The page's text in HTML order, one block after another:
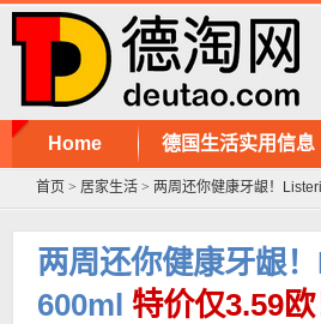
Home 德国生活实用信息
首页 > 居家生活 > 两周还你健康牙龈！
两周还你健康牙龈
600ml 特价仅3.59